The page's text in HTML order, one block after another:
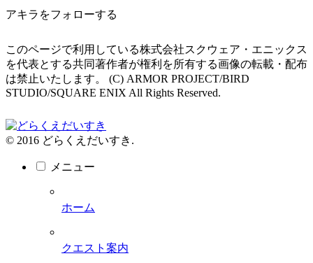
アキラをフォローする
このページで利用している株式会社スクウェア・エニックス
を代表とする共同著作者が権利を所有する画像の転載・配布
は禁止いたします。 (C) ARMOR PROJECT/BIRD
STUDIO/SQUARE ENIX All Rights Reserved.
© 2016 どらくえだいすき.
メニュー
ホーム
クエスト案内